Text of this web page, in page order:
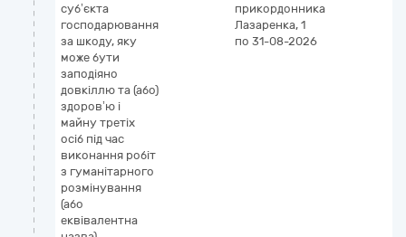
суб’єкта
господарювання
за шкоду, яку
може бути
заподіяно
довкіллю та (або)
здоров’ю і
майну третіх
осіб під час
виконання робіт
з гуманітарного
розмінування
(або
еквівалентна
прикордонника
Лазаренка, 1
по 31-08-2026